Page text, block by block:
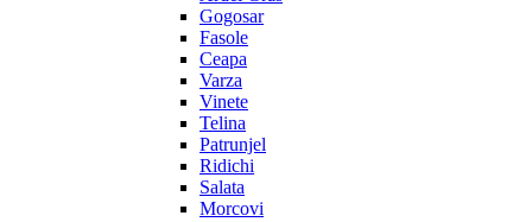
Gogosar
Fasole
Ceapa
Varza
Vinete
Telina
Patrunjel
Ridichi
Salata
Morcovi